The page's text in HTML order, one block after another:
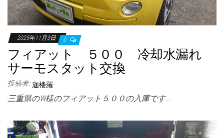
2025年11月3日 0
フィアット ５００ 冷却水漏れ
サーモスタット交換
投稿者: 迦楼羅
三重県のW様のフィアット５００の入庫です…